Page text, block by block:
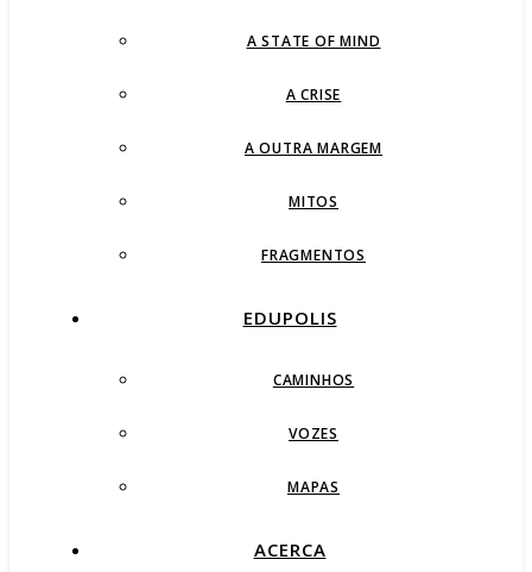
A STATE OF MIND
A CRISE
A OUTRA MARGEM
MITOS
FRAGMENTOS
EDUPOLIS
CAMINHOS
VOZES
MAPAS
ACERCA